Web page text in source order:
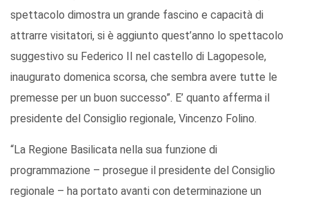
spettacolo dimostra un grande fascino e capacità di
attrarre visitatori, si è aggiunto quest’anno lo spettacolo
suggestivo su Federico II nel castello di Lagopesole,
inaugurato domenica scorsa, che sembra avere tutte le
premesse per un buon successo”. E’ quanto afferma il
presidente del Consiglio regionale, Vincenzo Folino.
“La Regione Basilicata nella sua funzione di
programmazione – prosegue il presidente del Consiglio
regionale – ha portato avanti con determinazione un